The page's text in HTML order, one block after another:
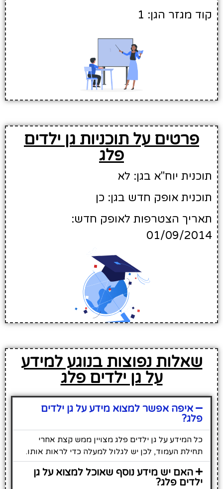
קוד מגזר הגן: 1
פרטים על תוכניות גן ילדים
פלג
תוכנית יוח"א בגן: לא
תוכנית אופק חדש בגן: כן
תאריך הצטרפות לאופק חדש:
01/09/2014
שאלות נפוצות בנוגע למידע
על גן ילדים פלג
איפה אפשר למצוא מידע על גן ילדים
פלג?
כל המידע על גן ילדים פלג מצויין ממש קצת אחרי
תחילת העמוד, לכן יש לגלול למעלה כדי לראות אותו.
האם יש מידע נוסף שאוכל למצוא על גן
ילדים פלג?